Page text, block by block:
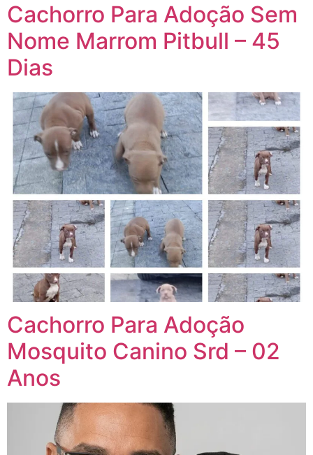
Cachorro Para Adoção Sem
Nome Marrom Pitbull – 45
Dias
Cachorro Para Adoção
Mosquito Canino Srd – 02
Anos